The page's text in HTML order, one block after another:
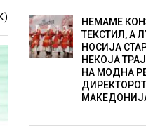
НЕМАМЕ
ТЕКСТИЛ, А
НОСИЈА
НЕКОЈА
НА МОДНА